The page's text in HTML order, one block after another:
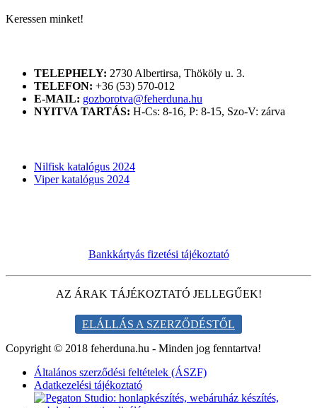
Keressen minket!
TELEPHELY: 2730 Albertirsa, Thököly u. 3.
TELEFON: +36 (53) 570-012
E-MAIL: gozborotva@feherduna.hu
NYITVA TARTÁS: H-Cs: 8-16, P: 8-15, Szo-V: zárva
Nilfisk katalógus 2024
Viper katalógus 2024
Bankkártyás fizetési tájékoztató
AZ ÁRAK TÁJÉKOZTATÓ JELLEGŰEK!
ELÁLLÁS A SZERZŐDÉSTŐL
Copyright © 2018 feherduna.hu - Minden jog fenntartva!
Általános szerződési feltételek (ÁSZF)
Adatkezelési tájékoztató